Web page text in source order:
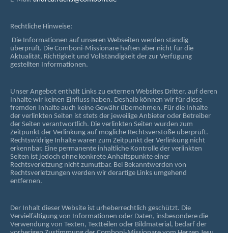
Rechtliche Hinweise:
Die Informationen auf unseren Webseiten werden ständig
überprüft. Die Comboni-Missionare haften aber nicht für die
Aktualität, Richtigkeit und Vollständigkeit der zur Verfügung
gestellten Informationen.
Unser Angebot enthält Links zu externen Websites Dritter, auf deren
Inhalte wir keinen Einfluss haben. Deshalb können wir für diese
fremden Inhalte auch keine Gewähr übernehmen. Für die Inhalte
der verlinkten Seiten ist stets der jeweilige Anbieter oder Betreiber
der Seiten verantwortlich. Die verlinkten Seiten wurden zum
Zeitpunkt der Verlinkung auf mögliche Rechtsverstöße überprüft.
Rechtswidrige Inhalte waren zum Zeitpunkt der Verlinkung nicht
erkennbar. Eine permanente inhaltliche Kontrolle der verlinkten
Seiten ist jedoch ohne konkrete Anhaltspunkte einer
Rechtsverletzung nicht zumutbar. Bei Bekanntwerden von
Rechtsverletzungen werden wir derartige Links umgehend
entfernen.
Der Inhalt dieser Website ist urheberrechtlich geschützt. Die
Vervielfältigung von Informationen oder Daten, insbesondere die
Verwendung von Texten, Textteilen oder Bildmaterial, bedarf der